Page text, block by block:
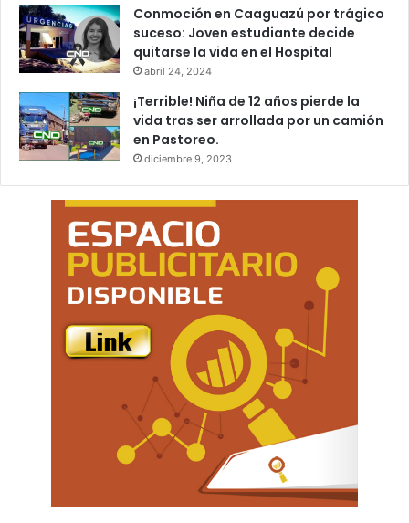
Conmoción en Caaguazú por trágico
suceso: Joven estudiante decide
quitarse la vida en el Hospital
abril 24, 2024
¡Terrible! Niña de 12 años pierde la
vida tras ser arrollada por un camión
en Pastoreo.
diciembre 9, 2023